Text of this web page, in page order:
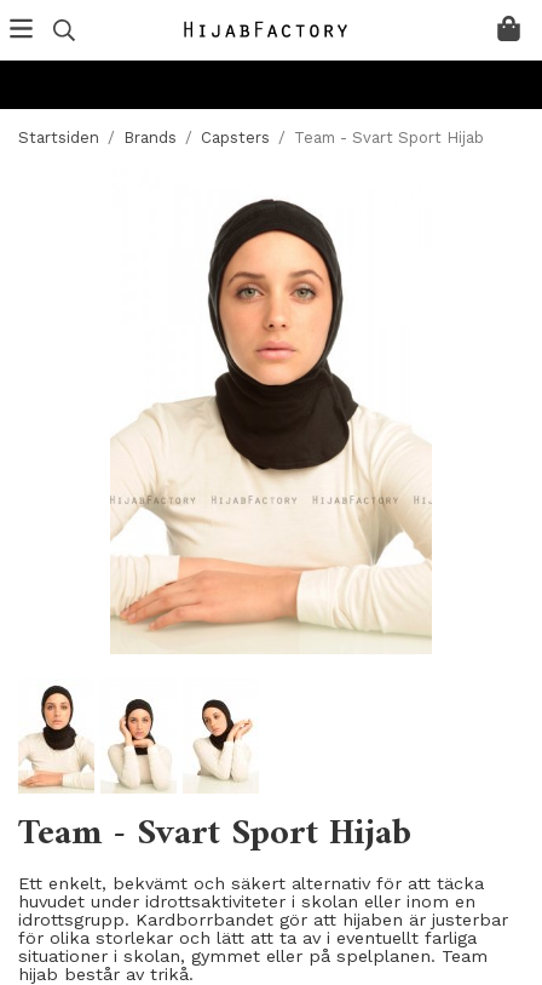
Startsiden / Brands / Capsters / Team - Svart Sport Hijab
Team - Svart Sport Hijab
Ett enkelt, bekvämt och säkert alternativ för att täcka
huvudet under idrottsaktiviteter i skolan eller inom en
idrottsgrupp. Kardborrbandet gör att hijaben är justerbar
för olika storlekar och lätt att ta av i eventuellt farliga
situationer i skolan, gymmet eller på spelplanen. Team
hijab består av trikå.